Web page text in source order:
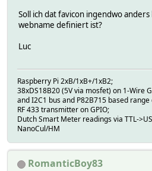
Soll ich dat favicon ingendwo
webname definiert ist?
Luc
Raspberry Pi 2xB/1xB+/1xB2;
38xDS18B20 (5V via mosfet) on 1-Wire
and I2C1 bus and P82B715 based
RF 433 transmitter on GPIO;
Dutch Smart Meter readings via TTL-
NanoCul/HM
RomanticBoy83